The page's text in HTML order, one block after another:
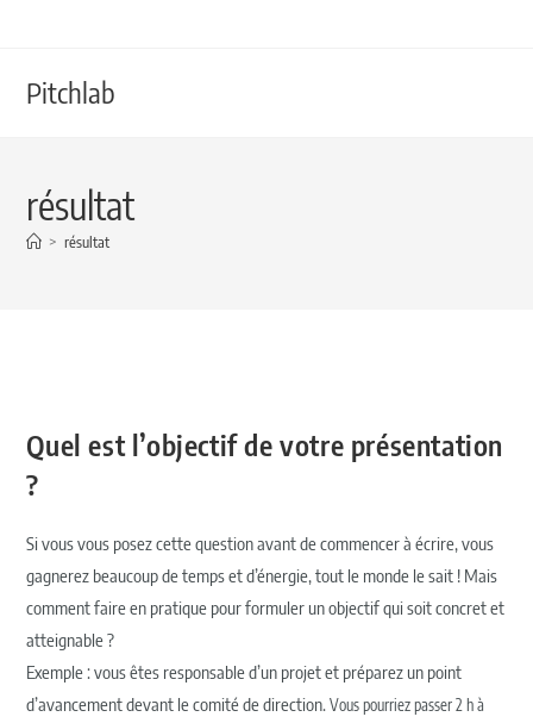
Pitchlab
résultat
> résultat
Quel est l’objectif de votre présentation
?
Si vous vous posez cette question avant de commencer à écrire, vous
gagnerez beaucoup de temps et d’énergie, tout le monde le sait ! Mais
comment faire en pratique pour formuler un objectif qui soit concret et
atteignable ?
Exemple : vous êtes responsable d’un projet et préparez un point
d’avancement devant le comité de direction.Vous pourriez passer 2 h à